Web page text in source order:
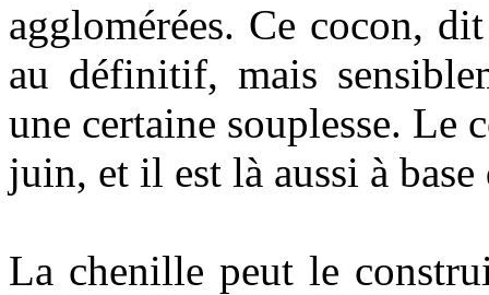
agglomérées. Ce cocon,
au définitif, mais
une certaine souplesse.
juin, et il est là aussi à
La chenille peut le